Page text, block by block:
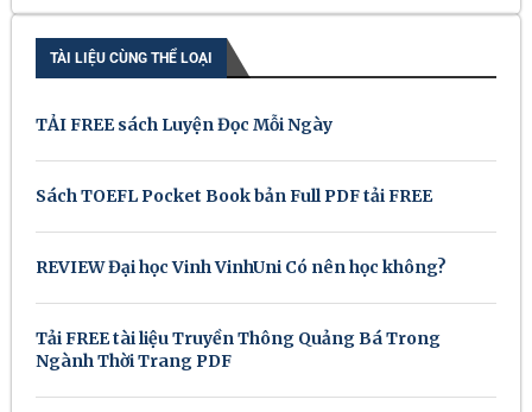
TÀI LIỆU CÙNG THỂ LOẠI
TẢI FREE sách Luyện Đọc Mỗi Ngày
Sách TOEFL Pocket Book bản Full PDF tải FREE
REVIEW Đại học Vinh VinhUni Có nên học không?
Tải FREE tài liệu Truyền Thông Quảng Bá Trong
Ngành Thời Trang PDF